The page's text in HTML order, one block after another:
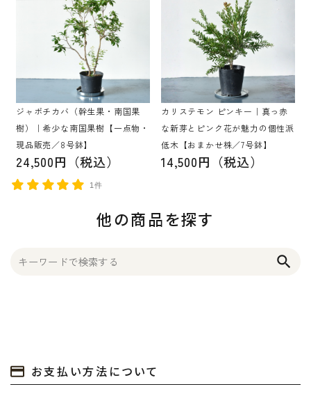
ジャボチカバ（幹生果・南国果
樹）｜希少な南国果樹【一点物・
現品販売／8号鉢】
24,500円（税込）
1件
カリステモン ピンキー｜真っ赤
な新芽とピンク花が魅力の個性派
低木【おまかせ株／7号鉢】
14,500円（税込）
他の商品を探す
search
お支払い方法について